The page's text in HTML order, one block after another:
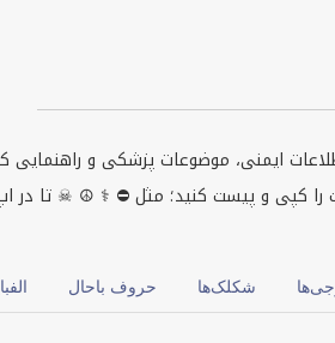
ایمنی، موضوعات پزشکی و راهنمایی
را کپی و پیست کنید؛ مثل ⛔ ⚕ ☮ ☠ تا در
حروف باحال شکلک‌ها